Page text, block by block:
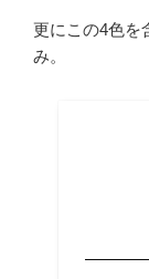
更にこの4色を
み。